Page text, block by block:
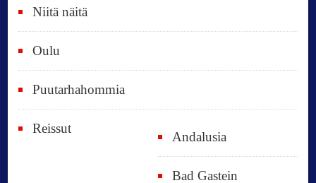
Niitä näitä
Oulu
Puutarhahommia
Reissut
Andalusia
Bad Gastein